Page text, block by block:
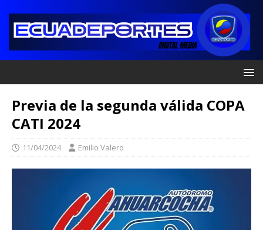
Previa de la segunda válida COPA
CATI 2024
11/04/2024 Emilio Valero